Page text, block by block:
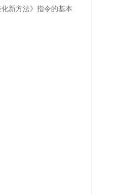
新方法》指令的基本